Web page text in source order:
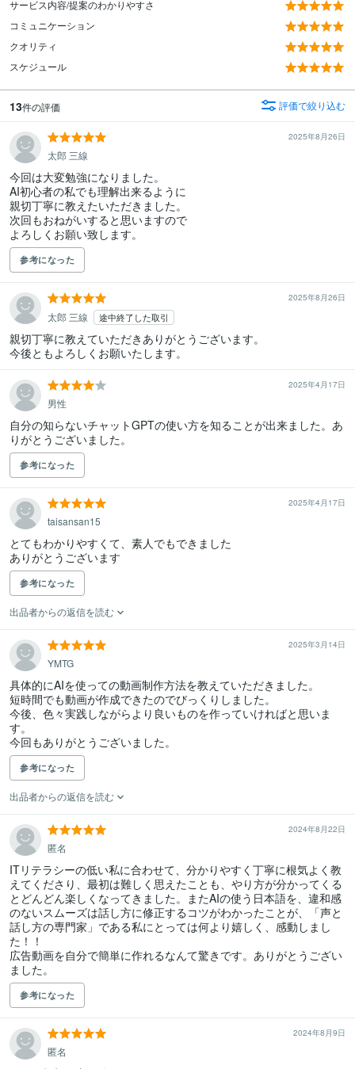
サービス内容/提案のわかりやすさ
コミュニケーション
クオリティ
スケジュール
13件の評価 評価で絞り込む
2025年8月26日
太郎 三線
今回は大変勉強になりました。
AI初心者の私でも理解出来るように
親切丁寧に教えたいただきました。
次回もおねがいすると思いますので
よろしくお願い致します。
参考になった
2025年8月26日
太郎 三線 途中終了した取引
親切丁寧に教えていただきありがとうございます。
今後ともよろしくお願いたします。
2025年4月17日
男性
自分の知らないチャットGPTの使い方を知ることが出来ました。あ
りがとうございました。
参考になった
2025年4月17日
taisansan15
とてもわかりやすくて、素人でもできました
ありがとうございます
参考になった
出品者からの返信を読む
2025年3月14日
YMTG
具体的にAIを使っての動画制作方法を教えていただきました。
短時間でも動画が作成できたのでびっくりしました。
今後、色々実践しながらより良いものを作っていければと思いま
す。
今回もありがとうございました。
参考になった
出品者からの返信を読む
2024年8月22日
匿名
ITリテラシーの低い私に合わせて、分かりやすく丁寧に根気よく教
えてくださり、最初は難しく思えたことも、やり方が分かってくる
とどんどん楽しくなってきました。またAIの使う日本語を、違和感
のないスムーズは話し方に修正するコツがわかったことが、「声と
話し方の専門家」である私にとっては何より嬉しく、感動しまし
た！！
広告動画を自分で簡単に作れるなんて驚きです。ありがとうござい
ました。
参考になった
2024年8月9日
匿名